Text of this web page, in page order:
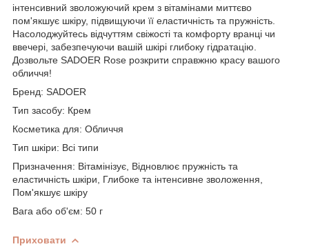
інтенсивний зволожуючий крем з вітамінами миттєво
пом'якшує шкіру, підвищуючи її еластичність та пружність.
Насолоджуйтесь відчуттям свіжості та комфорту вранці чи
ввечері, забезпечуючи вашій шкірі глибоку гідратацію.
Дозвольте SADOER Rose розкрити справжню красу вашого
обличчя!
Бренд: SADOER
Тип засобу: Крем
Косметика для: Обличчя
Тип шкіри: Всі типи
Призначення: Вітамінізує, Відновлює пружність та
еластичність шкіри, Глибоке та інтенсивне зволоження,
Пом'якшує шкіру
Вага або об'єм: 50 г
Приховати